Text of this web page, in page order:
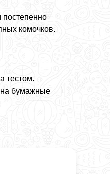
постепенно
комочков.
тестом.
на бумажные